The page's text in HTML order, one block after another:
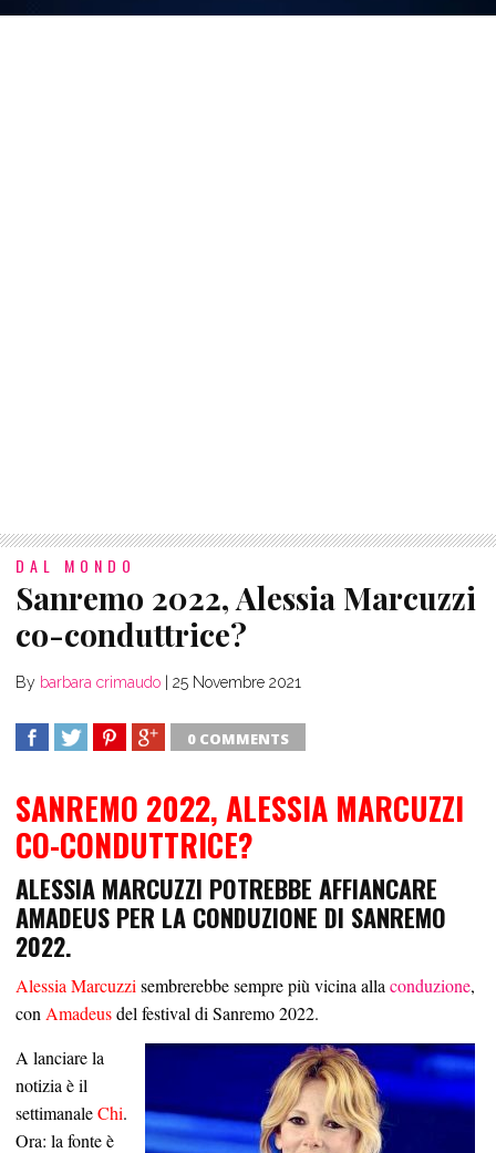
DAL MONDO
Sanremo 2022, Alessia Marcuzzi
co-conduttrice?
By barbara crimaudo 25 Novembre 2021
0 COMMENTS
SANREMO 2022, ALESSIA MARCUZZI
CO-CONDUTTRICE?
ALESSIA MARCUZZI POTREBBE AFFIANCARE
AMADEUS PER LA CONDUZIONE DI SANREMO
2022.
Alessia Marcuzzi sembrerebbe sempre più vicina alla conduzione,
con Amadeusdel festival di Sanremo 2022.
A lanciare la
notizia è il
settimanaleChi.
Ora: la fonte è